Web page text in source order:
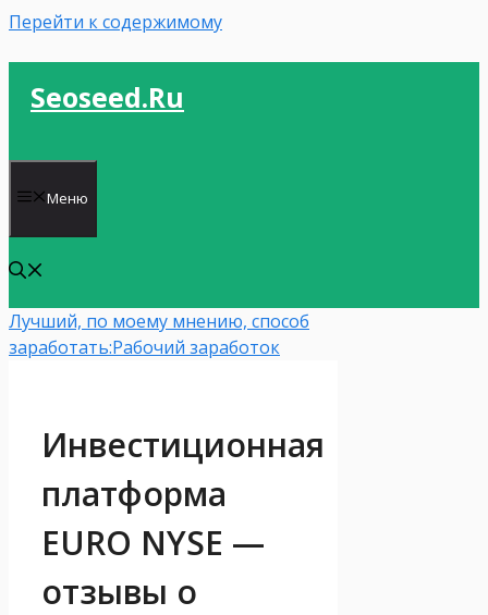
Перейти к содержимому
Seoseed.ru
Меню
Лучший, по моему мнению, способ
заработать:Рабочий заработок
Инвестиционная
платформа
EURO NYSE —
отзывы о